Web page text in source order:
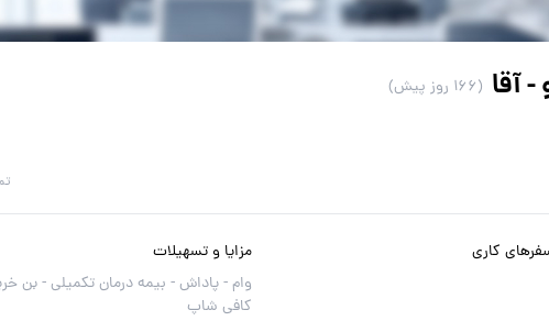
آقا (166 روز پیش)
کاری
مزایا و تسهیلات
وام - پاداش - بیمه درمان تکمیلی - بن
کافی شاپ